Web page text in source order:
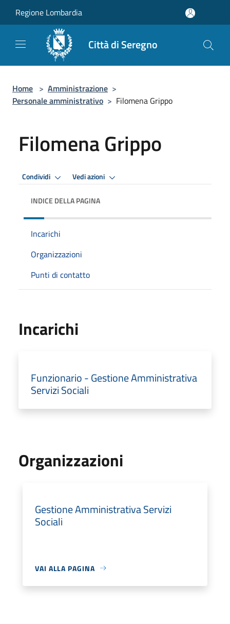
Regione Lombardia
Città di Seregno
Home > Amministrazione >
Personale amministrativo > Filomena Grippo
Filomena Grippo
Condividi Vedi azioni
INDICE DELLA PAGINA
Incarichi
Organizzazioni
Punti di contatto
Incarichi
Funzionario - Gestione Amministrativa
Servizi Sociali
Organizzazioni
Gestione Amministrativa Servizi
Sociali
VAI ALLA PAGINA